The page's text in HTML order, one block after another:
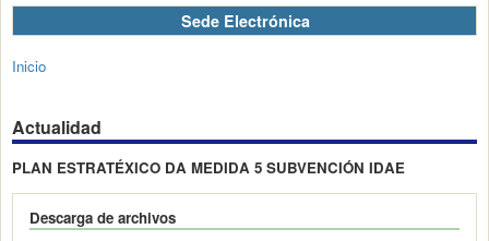
Sede Electrónica
Inicio
Actualidad
PLAN ESTRATÉXICO DA MEDIDA 5 SUBVENCIÓN IDAE
Descarga de archivos